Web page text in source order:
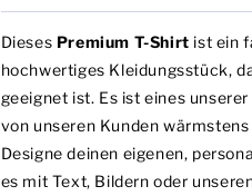
Dieses Premium T-Shirt ist ein
hochwertiges Kleidungsstück,
geeignet ist. Es ist eines
von unseren Kunden
Designe deinen eigenen,
es mit Text, Bildern oder